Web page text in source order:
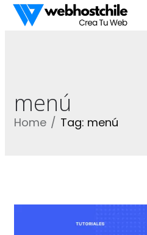
menú
Home Tag: menú